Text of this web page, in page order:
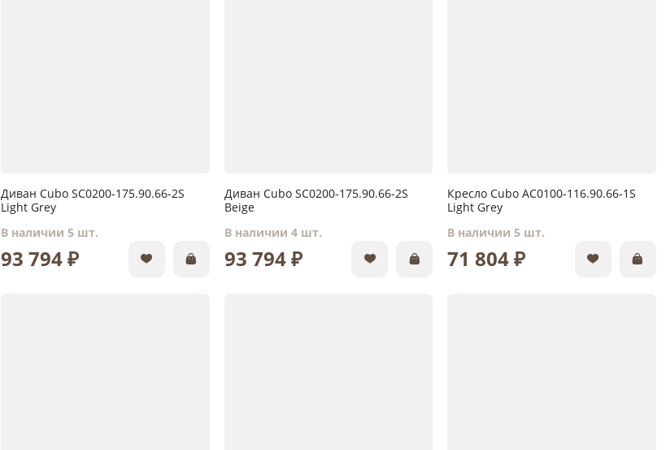
Диван Cubo SC0200-175.90.66-2S
Light Grey
В наличии 5 шт.
93 794 ₽
Диван Cubo SC0200-175.90.66-2S
Beige
В наличии 4 шт.
93 794 ₽
Кресло Cubo AC0100-116.90.66-1S
Light Grey
В наличии 5 шт.
71 804 ₽